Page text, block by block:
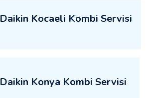
Daikin Kocaeli Kombi Servisi
Daikin Konya Kombi Servisi